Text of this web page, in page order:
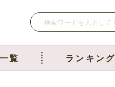
覧 ランキング